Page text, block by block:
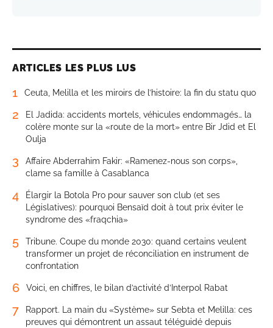
ARTICLES LES PLUS LUS
1 Ceuta, Melilla et les miroirs de l’histoire: la fin du statu quo
2
El Jadida: accidents mortels, véhicules endommagés… la
colère monte sur la «route de la mort» entre Bir Jdid et El
Oulja
3
Affaire Abderrahim Fakir: «Ramenez-nous son corps»,
clame sa famille à Casablanca
4
Élargir la Botola Pro pour sauver son club (et ses
Législatives): pourquoi Bensaïd doit à tout prix éviter le
syndrome des «fraqchia»
5
Tribune. Coupe du monde 2030: quand certains veulent
transformer un projet de réconciliation en instrument de
confrontation
6 Voici, en chiffres, le bilan d’activité d’Interpol Rabat
7
Rapport. La main du «Système» sur Sebta et Melilla: ces
preuves qui démontrent un assaut téléguidé depuis